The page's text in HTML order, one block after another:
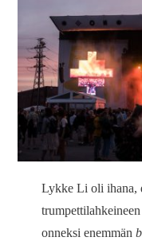
Lykke Li oli ihana,
onneksi enemmän